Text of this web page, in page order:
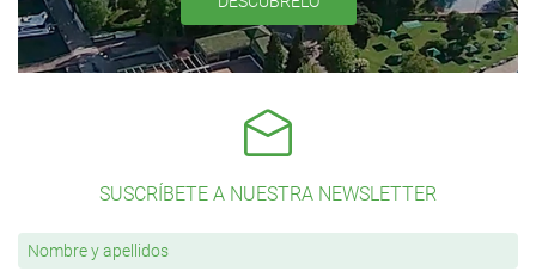
SUSCRÍBETE A NUESTRA NEWSLETTER